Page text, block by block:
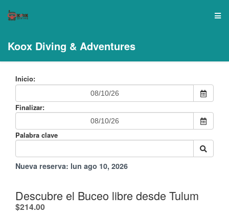
Koox Diving & Adventures
Inicio:
Finalizar:
Palabra clave
Nueva reserva: lun ago 10, 2026
Descubre el Buceo libre desde Tulum
$214.00.